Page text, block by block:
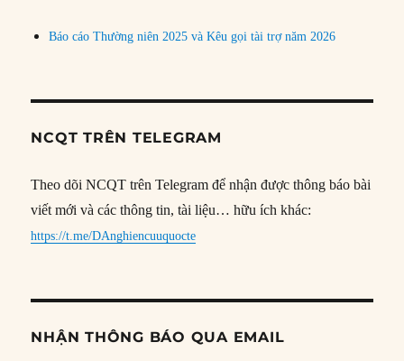
Báo cáo Thường niên 2025 và Kêu gọi tài trợ năm 2026
NCQT TRÊN TELEGRAM
Theo dõi NCQT trên Telegram để nhận được thông báo bài
viết mới và các thông tin, tài liệu… hữu ích khác:
https://t.me/DAnghiencuuquocte
NHẬN THÔNG BÁO QUA EMAIL